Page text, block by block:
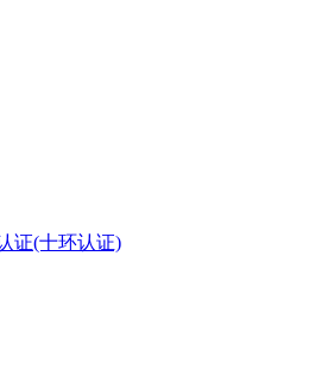
证(十环认证)